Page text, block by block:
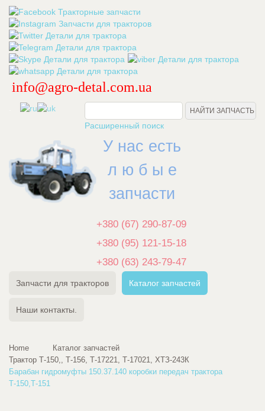
info@agro-detal.com.ua
Расширенный поиск
У нас есть
л ю б ы е
запчасти
+380 (67) 290-87-09
+380 (95) 121-15-18
+380 (63) 243-79-47
Запчасти для тракторов Каталог запчастей
Наши контакты.
Home
Каталог запчастей
Трактор Т-150,, Т-156, Т-17221, Т-17021, ХТЗ-243К
Барабан гидромуфты 150.37.140 коробки передач трактора
Т-150,Т-151